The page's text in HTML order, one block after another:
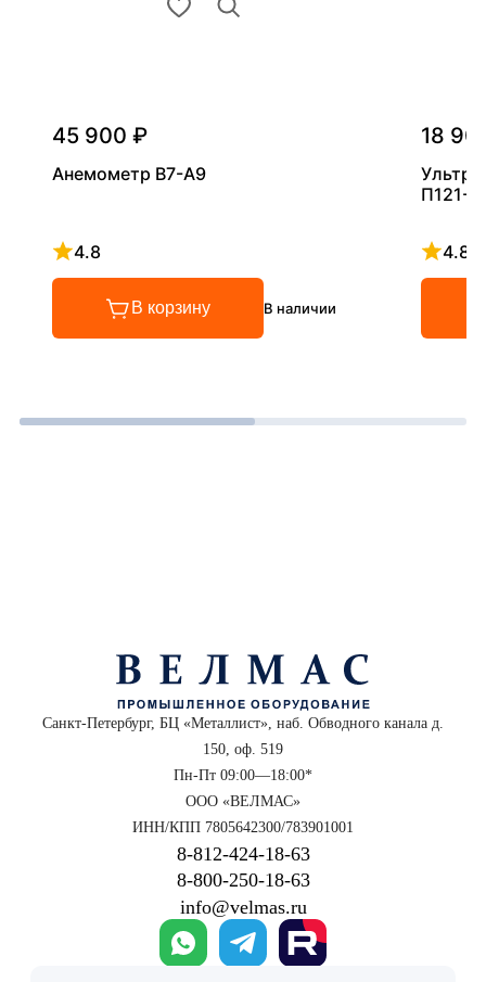
45 900 ₽
Анемометр В7-А9
4.8
Рейтинг 4.8 из 5
В корзину В наличии
18
П121-
4.8
Санкт-Петербург, БЦ «Металлист», наб. Обводного канала д.
150, оф. 519
Пн-Пт 09:00—18:00*
ООО «ВЕЛМАС»
ИНН/КПП 7805642300/783901001
8‑812‑424‑18‑63
8‑800‑250‑18‑63
info@velmas.ru